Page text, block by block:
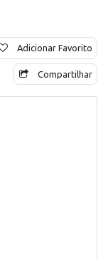
Adicionar Favorito
Compartilhar